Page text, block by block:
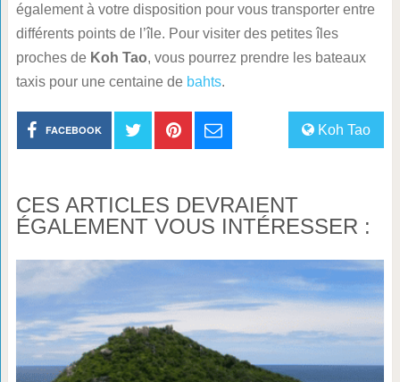
également à votre disposition pour vous transporter entre
différents points de l’île. Pour visiter des petites îles
proches de Koh Tao, vous pourrez prendre les bateaux
taxis pour une centaine de bahts.
Koh Tao
FACEBOOK
CES ARTICLES DEVRAIENT
ÉGALEMENT VOUS INTÉRESSER :